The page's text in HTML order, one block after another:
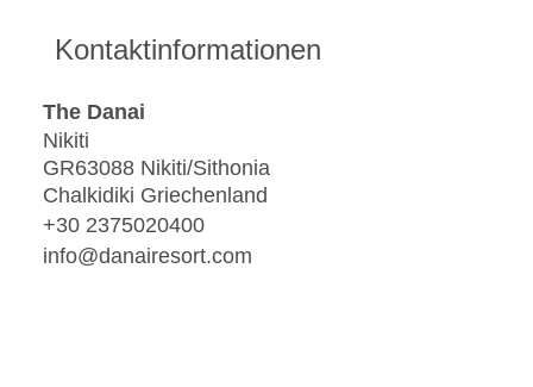
Kontaktinformationen
The Danai
Nikiti
GR63088 Nikiti/Sithonia
Chalkidiki Griechenland
+30 2375020400
info@danairesort.com